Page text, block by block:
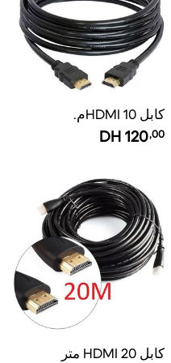
كابل HDMI 10م.
120,00
كابل HDMI 20 متر